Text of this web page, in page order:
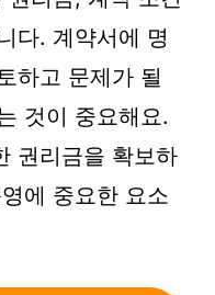
다. 계약서에 명
하고 문제가 될
것이 중요해요.
권리금을 확보하
에 중요한 요소